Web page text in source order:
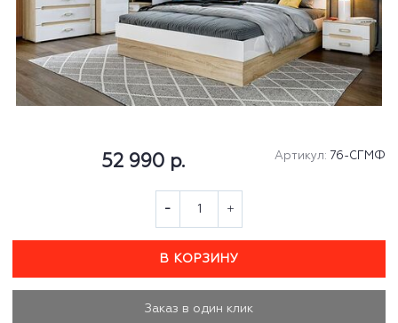
Артикул: 76-СГМФ
52 990 р.
В КОРЗИНУ
Заказ в один клик